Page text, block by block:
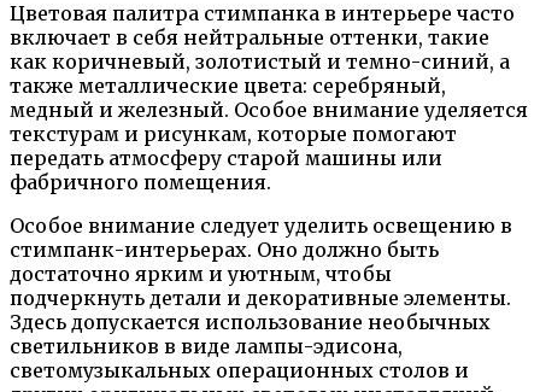
Цветовая палитра стимпанка в интерьере часто
включает в себя нейтральные оттенки, такие
как коричневый, золотистый и темно-синий, а
также металлические цвета: серебряный,
медный и железный. Особое внимание уделяется
текстурам и рисункам, которые помогают
передать атмосферу старой машины или
фабричного помещения.
Особое внимание следует уделить освещению в
стимпанк-интерьерах. Оно должно быть
достаточно ярким и уютным, чтобы
подчеркнуть детали и декоративные элементы.
Здесь допускается использование необычных
светильников в виде лампы-эдисона,
светомузыкальных операционных столов и